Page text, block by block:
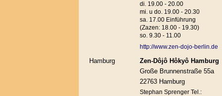
di. 19.00 - 20.00
mi. u do. 19.00 - 20.30
sa. 17.00 Einführung
(Zazen: 18.00 - 19.30)
so. 9.30 - 11.00
http://www.zen-dojo-berlin.de
Hamburg
Zen-Dôjô Hôkyô Hamburg
Große Brunnenstraße 55a
22763 Hamburg
Stephan Sprenger Tel.: